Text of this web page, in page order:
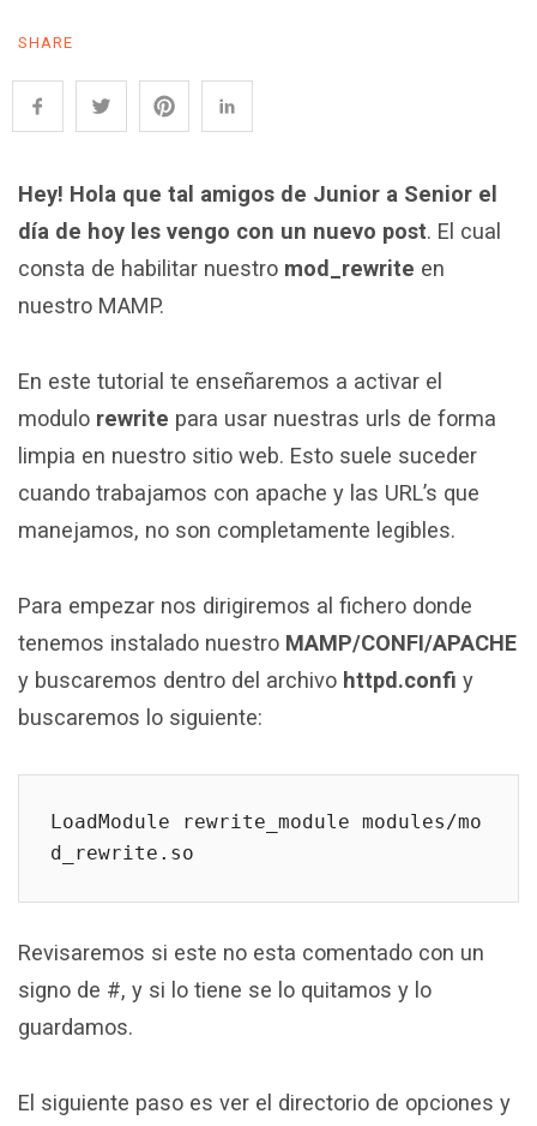
SHARE
Hey! Hola que tal amigos de Junior a Senior el
día de hoy les vengo con un nuevo post. El cual
consta de habilitar nuestro mod_rewrite en
nuestro MAMP.
En este tutorial te enseñaremos a activar el
modulo rewrite para usar nuestras urls de forma
limpia en nuestro sitio web. Esto suele suceder
cuando trabajamos con apache y las URL’s que
manejamos, no son completamente legibles.
Para empezar nos dirigiremos al fichero donde
tenemos instalado nuestro MAMP/CONFI/APACHE
y buscaremos dentro del archivo httpd.confi y
buscaremos lo siguiente:
LoadModule rewrite_module modules/mo
d_rewrite.so
Revisaremos si este no esta comentado con un
signo de #, y si lo tiene se lo quitamos y lo
guardamos.
El siguiente paso es ver el directorio de opciones y